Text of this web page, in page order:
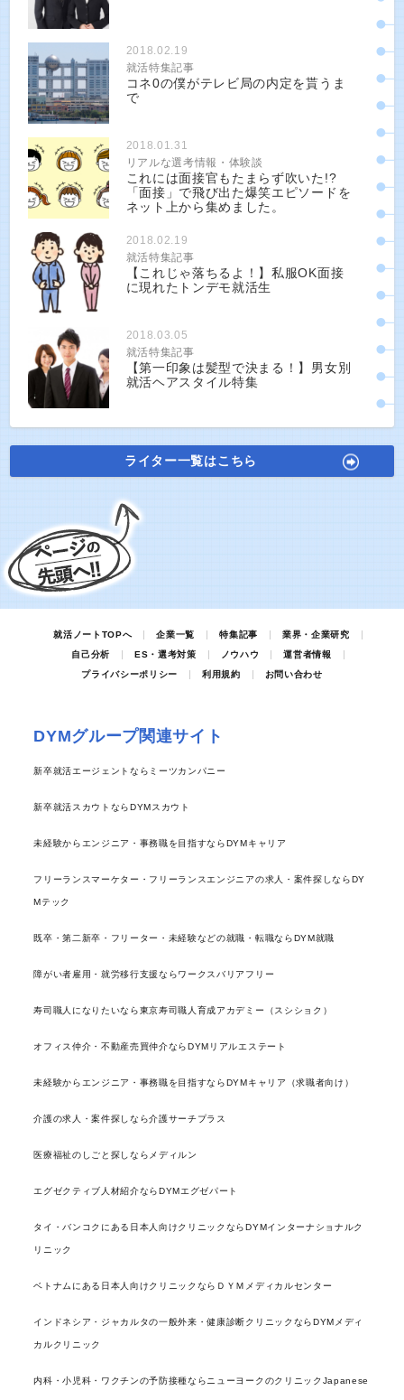
2018.02.19
就活特集記事
コネ0の僕がテレビ局の内定を貰うま
で
2018.01.31
リアルな選考情報・体験談
これには面接官もたまらず吹いた!?
「面接」で飛び出た爆笑エピソードを
ネット上から集めました。
2018.02.19
就活特集記事
【これじゃ落ちるよ！】私服OK面接
に現れたトンデモ就活生
2018.03.05
就活特集記事
【第一印象は髪型で決まる！】男女別
就活ヘアスタイル特集
ライター一覧はこちら
就活ノートTOPへ 企業一覧 特集記事
業界・企業研究
自己分析
ES・選考対策 ノウハウ
運営者情報
プライバシーポリシー
利用規約 お問い合わせ
DYMグループ関連サイト
新卒就活エージェントならミーツカンパニー
新卒就活スカウトならDYMスカウト
未経験からエンジニア・事務職を目指すならDYMキャリア
フリーランスマーケター・フリーランスエンジニアの求人・案件探しならDY
Mテック
既卒・第二新卒・フリーター・未経験などの就職・転職ならDYM就職
障がい者雇用・就労移行支援ならワークスバリアフリー
寿司職人になりたいなら東京寿司職人育成アカデミー（スシショク）
オフィス仲介・不動産売買仲介ならDYMリアルエステート
未経験からエンジニア・事務職を目指すならDYMキャリア（求職者向け）
介護の求人・案件探しなら介護サーチプラス
医療福祉のしごと探しならメディルン
エグゼクティブ人材紹介ならDYMエグゼパート
タイ・バンコクにある日本人向けクリニックならDYMインターナショナルク
リニック
ベトナムにある日本人向けクリニックならＤＹＭメディカルセンター
インドネシア・ジャカルタの一般外来・健康診断クリニックならDYMメディ
カルクリニック
内科・小児科・ワクチンの予防接種ならニューヨークのクリニックJapanese